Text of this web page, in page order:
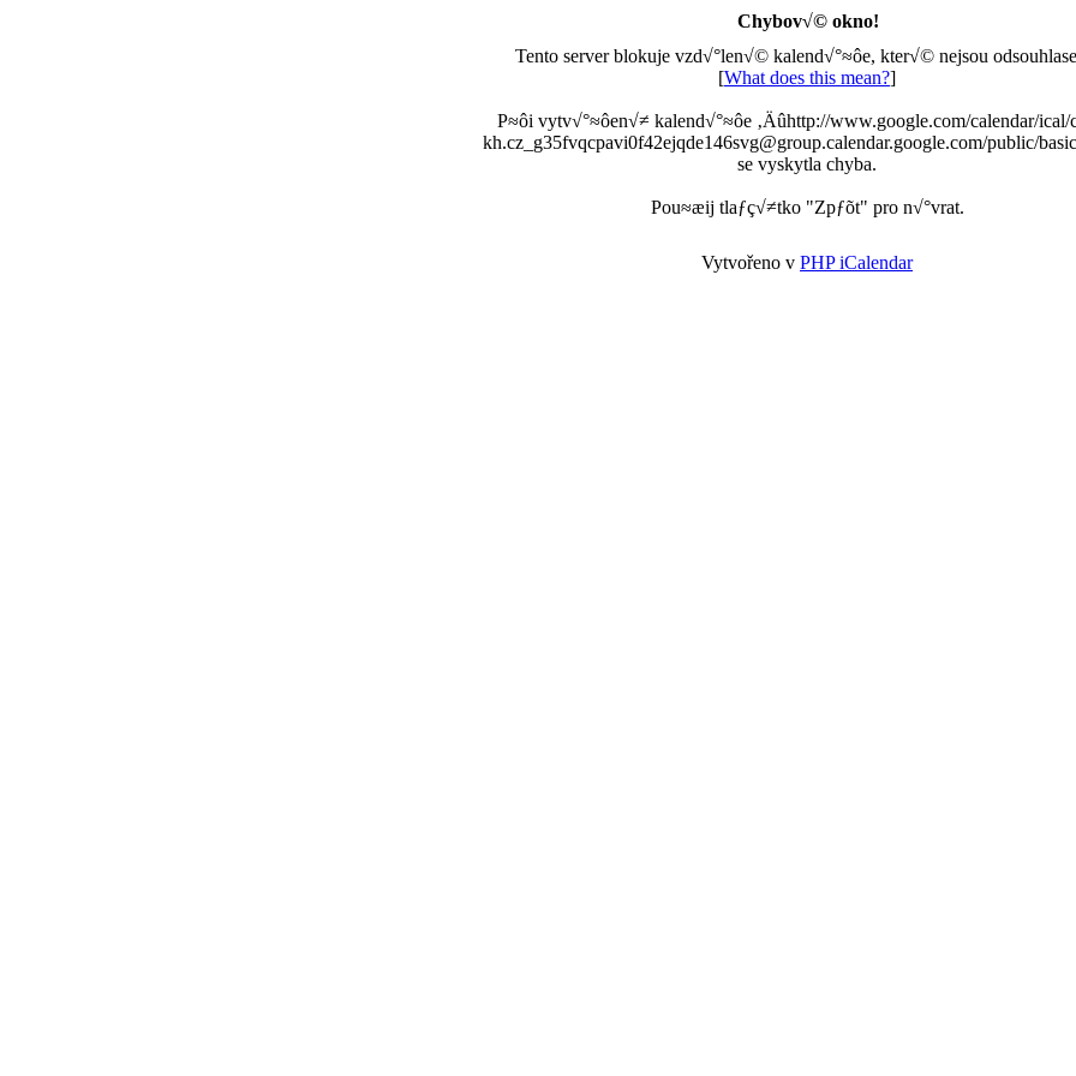
Chybov√© okno!
Tento server blokuje vzd√°len√© kalend√°≈ôe, kter√© nejsou
[What does this mean?]
P≈ôi vytv√°≈ôen√≠ kalend√°≈ôe ‚Äûhttp://www.google.com/calendar/ical/
kh.cz_g35fvqcpavi0f42ejqde146svg@group.calendar.google.com/public/
se vyskytla chyba.
Pou≈æij tlaƒç√≠tko "Zpƒõt" pro n√°vrat.
Vytvořeno v PHP iCalendar